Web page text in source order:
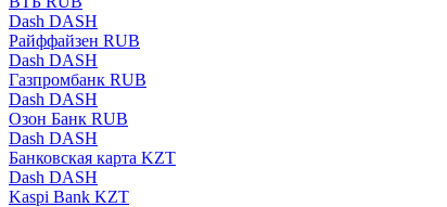
Dash DASH
Райффайзен RUB
Dash DASH
Газпромбанк RUB
Dash DASH
Озон Банк RUB
Dash DASH
Банковская карта KZT
Dash DASH
Kaspi Bank KZT